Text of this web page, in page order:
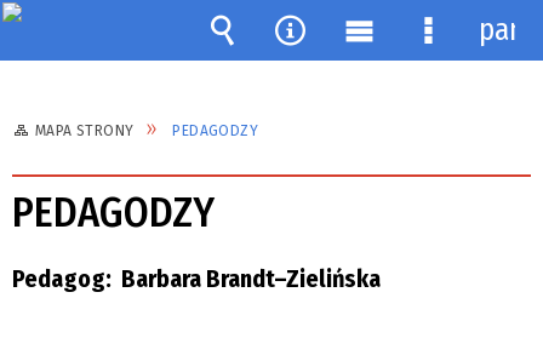
MAPA STRONY PEDAGODZY
PEDAGODZY
Pedagog: Barbara Brandt–Zielińska
Wyszukiwarka
Narzędzia
MenuMenu